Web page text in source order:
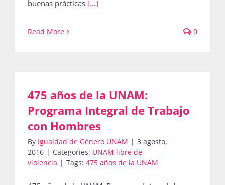
buenas prácticas [...]
Read More 0
475 años de la UNAM:
Programa Integral de Trabajo
con Hombres
By Igualdad de Género UNAM | 3 agosto,
2016 | Categories: UNAM libre de
violencia | Tags: 475 años de la UNAM